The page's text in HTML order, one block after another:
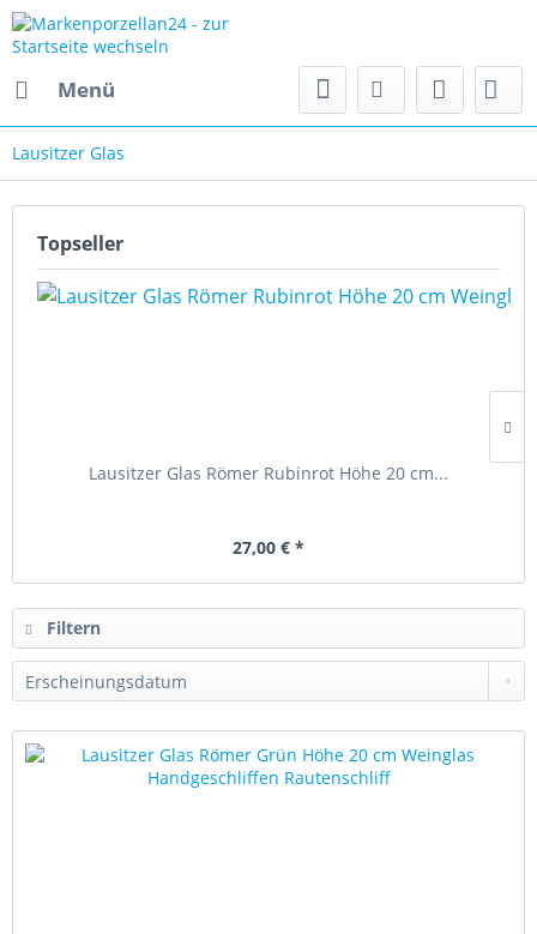
Menü
Lausitzer Glas
Topseller
Lausitzer Glas Römer Rubinrot Höhe 20 cm...
27,00 € *
Filtern